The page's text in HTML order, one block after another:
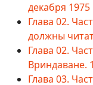
декабря 1975
Глава 02.
должны
Глава 02.
Вриндаване.
Глава 03.